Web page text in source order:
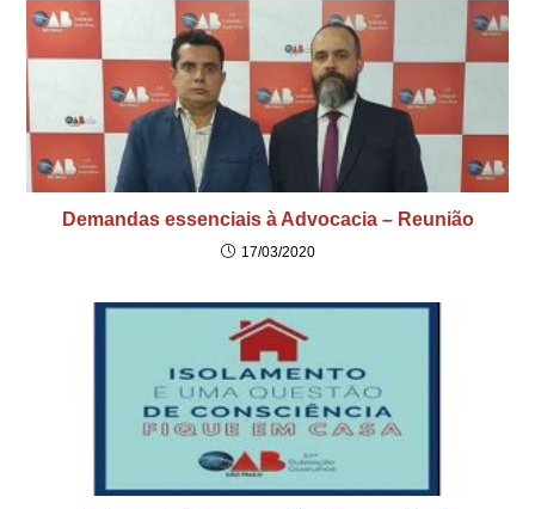
Demandas essenciais à Advocacia – Reunião
17/03/2020